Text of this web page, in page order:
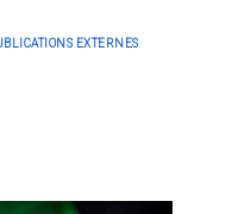
EXTERNES